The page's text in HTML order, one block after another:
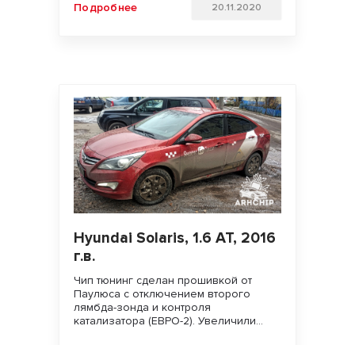
оборотах и отзывчивость педали
Подробнее 20.11.2020
Hyundai Solaris, 1.6 AT, 2016
г.в.
Чип тюнинг сделан прошивкой от
Паулюса с отключением второго
лямбда-зонда и контроля
катализатора (ЕВРО-2). Увеличили